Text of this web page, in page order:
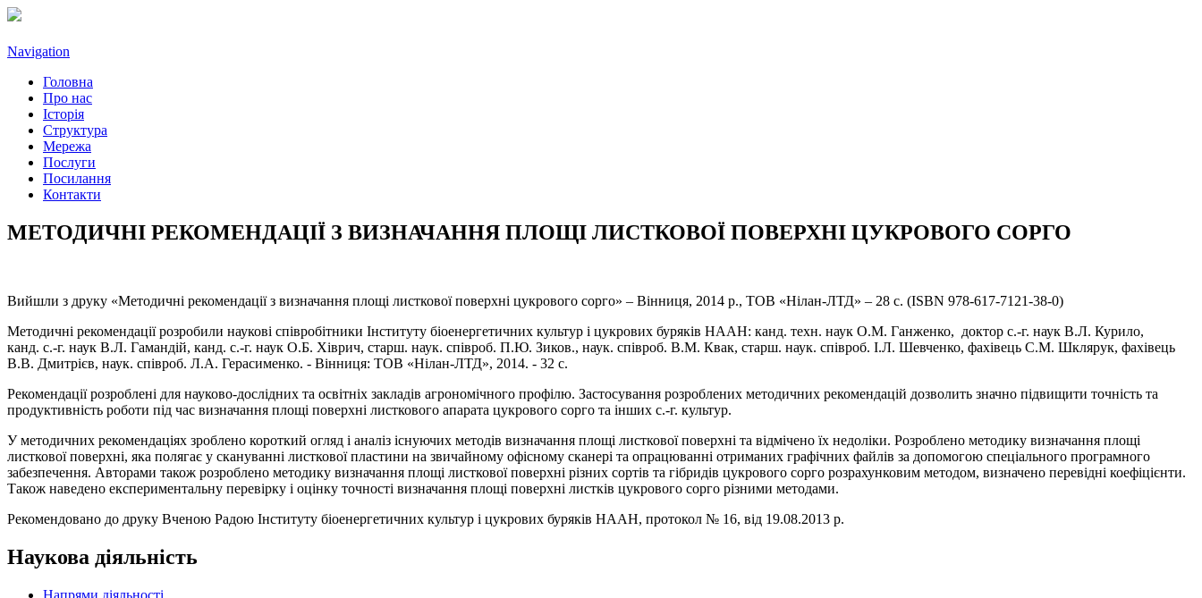
Navigation
Головна
Про нас
Історія
Структура
Мережа
Послуги
Посилання
Контакти
МЕТОДИЧНІ РЕКОМЕНДАЦІЇ З ВИЗНАЧАННЯ ПЛОЩІ ЛИСТКОВОЇ ПОВЕРХНІ ЦУКРОВОГО СОРГО
Вийшли з друку «Методичні рекомендації з визначання площі листкової поверхні цукрового сорго» – Вінниця, 2014 р., ТОВ «Нілан-ЛТД» – 28 с. (ISBN 978-617-7121-38-0)
Методичні рекомендації розробили наукові співробітники Інституту біоенергетичних культур і цукрових буряків НААН: канд. техн. наук О.М. Ганженко, доктор с.-г. наук В.Л. Курило,
канд. с.-г. наук В.Л. Гамандій, канд. с.-г. наук О.Б. Хіврич, старш. наук. співроб. П.Ю. Зиков., наук. співроб. В.М. Квак, старш. наук. співроб. І.Л. Шевченко, фахівець С.М. Шклярук, фахівець
В.В. Дмитрієв, наук. співроб. Л.А. Герасименко. - Вінниця: ТОВ «Нілан-ЛТД», 2014. - 32 с.
Рекомендації розроблені для науково-дослідних та освітніх закладів агрономічного профілю. Застосування розроблених методичних рекомендацій дозволить значно підвищити точність та
продуктивність роботи під час визначання площі поверхні листкового апарата цукрового сорго та інших с.-г. культур.
У методичних рекомендаціях зроблено короткий огляд і аналіз існуючих методів визначання площі листкової поверхні та відмічено їх недоліки. Розроблено методику визначання площі
листкової поверхні, яка полягає у скануванні листкової пластини на звичайному офісному сканері та опрацюванні отриманих графічних файлів за допомогою спеціального програмного
забезпечення. Авторами також розроблено методику визначання площі листкової поверхні різних сортів та гібридів цукрового сорго розрахунковим методом, визначено перевідні коефіцієнти.
Також наведено експериментальну перевірку і оцінку точності визначання площі поверхні листків цукрового сорго різними методами.
Рекомендовано до друку Вченою Радою Інституту біоенергетичних культур і цукрових буряків НААН, протокол № 16, від 19.08.2013 р.
Наукова діяльність
Напрями діяльності